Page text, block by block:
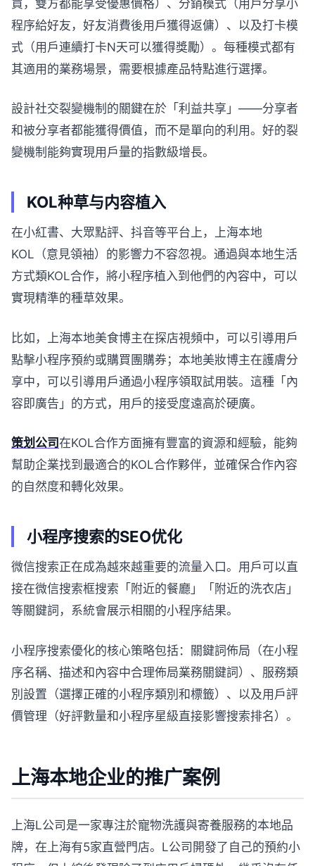
買，雙方都能享受優惠價格）、分銷模式（用戶分享小
程序給好友，好友消費後用戶獲得返傭）、以及打卡模
式（用戶連續打卡N天可以獲得獎勵）。每種模式都有
其適用的業務場景，需要根據產品特點進行選擇。
設計社交裂變機制的關鍵在於「利益共享」——分享者
和被分享者都能獲得價值，而不是單向的利用。好的裂
變機制能夠實現用戶量的指數級增長。
KOL种草与内容植入
在小紅書、大眾點評、抖音等平台上，上海本地
KOL（意見領袖）的影響力不容忽視。通過與本地生活
方式類KOL合作，將小程序植入到他們的內容中，可以
實現精準的種草效果。
比如，上海本地美食博主在探店視頻中，可以引導用戶
點擊小程序預約或購買團購券；本地美妝博主在護膚分
享中，可以引導用戶通過小程序領取試用裝。這種「內
容即廣告」的方式，用戶的接受度遠高於硬廣。
策划公司在KOL合作方面擁有豐富的資源和經驗，能夠
幫助企業找到最適合的KOL合作夥伴，並確保合作內容
的自然度和轉化效果。
小程序搜索的SEO优化
微信搜索正在成為越來越重要的流量入口。用戶可以直
接在微信搜索框搜索「附近的餐廳」「附近的洗衣店」
等關鍵詞，系統會展示相關的小程序結果。
小程序搜索優化的核心策略包括：關鍵詞佈局（在小程
序名稱、描述和內容中合理佈局業務關鍵詞）、服務類
別設置（選擇正確的小程序類別和標籤）、以及用戶評
價管理（好評數量和小程序星級直接影響搜索排名）。
上海本地企业的推广案例
上海L公司是一家專注於寵物洗護與寄養服務的本地品
牌，在上海有5家直營門店。L公司開發了自己的預約小